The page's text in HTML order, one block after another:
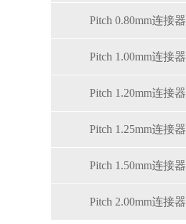
Pitch 0.80mm连接器
Pitch 1.00mm连接器
Pitch 1.20mm连接器
Pitch 1.25mm连接器
Pitch 1.50mm连接器
Pitch 2.00mm连接器